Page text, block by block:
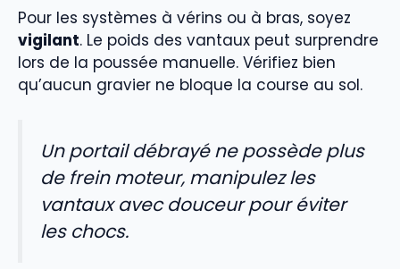
Pour les systèmes à vérins ou à bras, soyez
vigilant. Le poids des vantaux peut surprendre
lors de la poussée manuelle. Vérifiez bien
qu’aucun gravier ne bloque la course au sol.
Un portail débrayé ne possède plus
de frein moteur, manipulez les
vantaux avec douceur pour éviter
les chocs.